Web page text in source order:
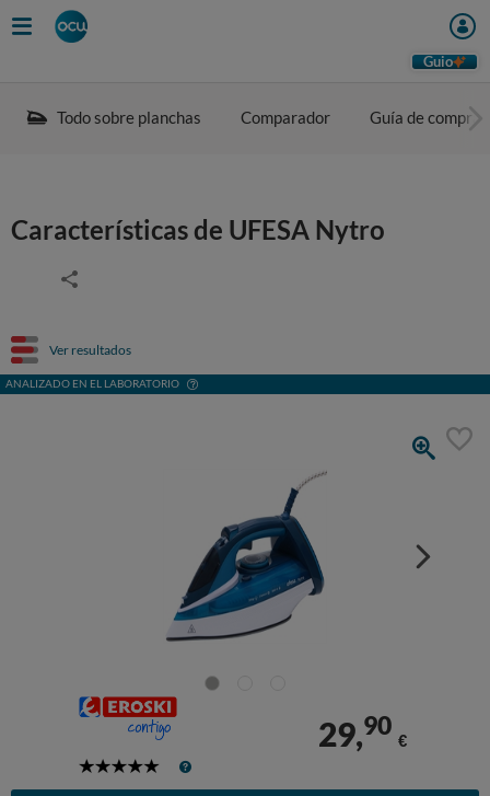
Guio
Todo sobre planchas Comparador Guía de compra
Características de UFESA Nytro
Ver resultados
ANALIZADO EN EL LABORATORIO
5
29,90
€